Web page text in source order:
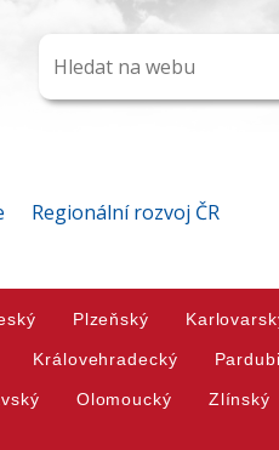
Regionální rozvoj ČR
Plzeňský
Královehradecký
Olomoucký Zlínský